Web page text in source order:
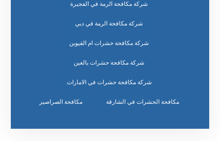
شركة مكافحة الرمة في الفجيرة
شركة مكافحة الرمة في دبي
شركة مكافحة حشرات ام القيوين
شركة مكافحة حشرات بالعين
شركة مكافحة حشرات في الامارات
مكافحة الحشرات في الشارقة مكافحة الصراصير